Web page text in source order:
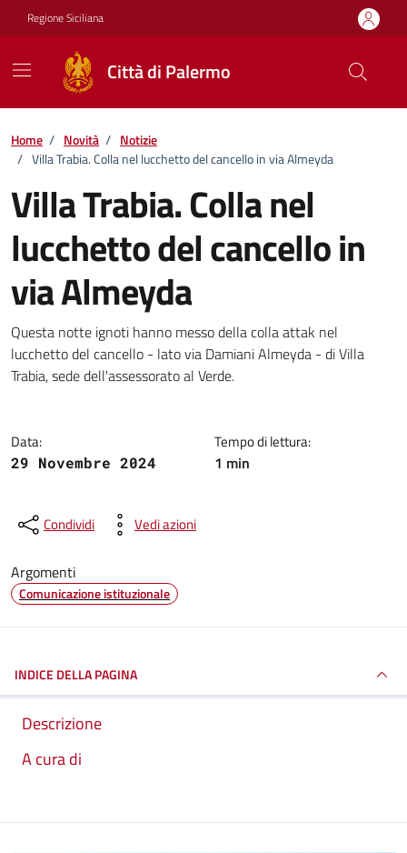
Vai ai contenuti
Vai al footer
Regione Siciliana
Città di Palermo
Home / Novità / Notizie
/ Villa Trabia. Colla nel lucchetto del cancello in via Almeyda
Villa Trabia. Colla nel
lucchetto del cancello in
via Almeyda
Dettagli della notizia
Questa notte ignoti hanno messo della colla attak nel
lucchetto del cancello - lato via Damiani Almeyda - di Villa
Trabia, sede dell'assessorato al Verde.
Data:
29 Novembre 2024
Tempo di lettura:
1 min
Condividi Vedi azioni
Argomenti
Comunicazione istituzionale
INDICE DELLA PAGINA
Descrizione
A cura di